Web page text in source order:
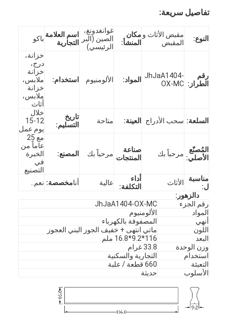
تفاصيل سريعة:
النوع:
مقبض الأثاث و
المقبض
مكان
المنشأ:
غوانغدونغ،
الصين (البر
الرئيسي)
اسم العلامة
التجارية
باكو
رقم
الطراز:
JhJaA1404-
OX-MC
المواد: الألومنيوم استخدام:
خزانة،
درج،
خزانة
ملابس،
خزانة
ملابس،
أثاث
السلعة: سحب الأدراج العينة: متاحة
تاريخ
التسليم:
خلال
12-15
يوم عمل
المُصنّع
الأصلي: مرحباً بك
صناعة
المنتجات مرحباً بك المصنع:
مع 25
عاماً من
الخبرة
في
التصنيع
مناسبة
ل:
الأثاث
أداء
التكلفة:
عالية أنامخصصة: نعم..
د الزهور :
رقم الجزء
JhJaA1404-OX-MC
المواد
الألومنيوم
أنهي
المصفوفة بالكهرباء
اللون
ماتي انتهى + خفيف الجوز البني العجوز
البعد
116*9.2*16.8 ملم
وزن الوحدة
33.8 غرام
استخدام
التجارية والسكنية
التعبئة
660 قطعة / علبة
الأسلوب
حديثة